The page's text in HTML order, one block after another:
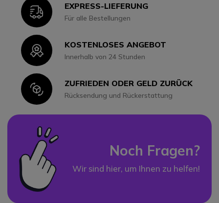
IconEXPRESS-LIEFERUNG
Für alle Bestellungen
IconKOSTENLOSES ANGEBOT
Innerhalb von 24 Stunden
IconZUFRIEDEN ODER GELD ZURÜCK
Rücksendung und Rückerstattung
Noch Fragen?
Wir sind hier, um Ihnen zu helfen!